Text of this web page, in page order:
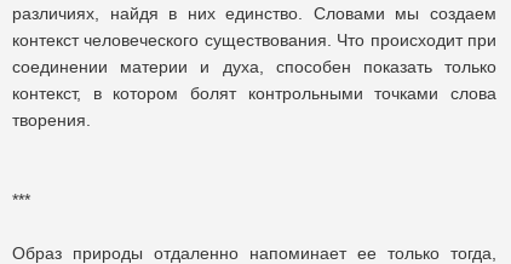
различиях, найдя в них единство. Словами мы создаем
контекст человеческого существования. Что происходит при
соединении материи и духа, способен показать только
контекст, в котором болят контрольными точками слова
творения.
***
Образ природы отдаленно напоминает ее только тогда,